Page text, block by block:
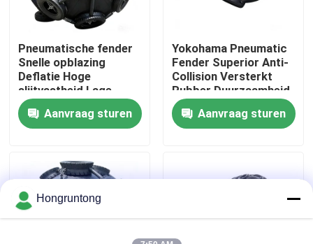
Fabriekstocht
Kwaliteitscontrole
Vraag een offerte
Yokohama rubberstootkussen
Pneumatisch Rubberstootkussen
Pneumatische fender
Snelle opblazing
Deflatie Hoge
slijtvastheid Lage
dagelijkse onderhoud
Aanvraag sturen
Yokohama Pneumatic
Fender Superior Anti-
Collision Versterkt
Rubber Duurzaamheid
Stabiel
Aanvraag sturen
Hongruntong